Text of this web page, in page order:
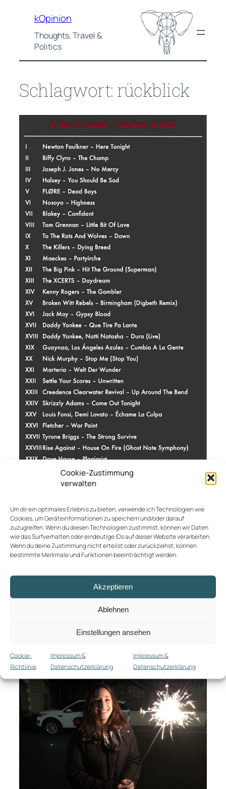
Cookie-Zustimmung
verwalten
Um dir ein optimales Erlebnis zu bieten, verwende ich Technologien wie
Cookies, um Geräteinformationen zu speichern und/oder darauf
zuzugreifen. Wenn du diesen Technologien zustimmst, können wir Daten
wie das Surfverhalten oder eindeutige IDs auf dieser Website verarbeiten.
Wenn du deine Zustimmung nicht erteilst oder zurückziehst, können
bestimmte Merkmale und Funktionen beeinträchtigt werden.
Akzeptieren
Ablehnen
Einstellungen ansehen
Cookie-
Richtlinie
Impressum &
Datenschutzerklärung
Impressum &
Datenschutzerklärung
springen
kOpinion
Thoughts, Travel &
Politics
Schlagwort: rückblick
So fühlt sich das an. Auf dem Weg von einem Punkt
zum anderen. Nicht ganz da, aber auch schon lange
unterwegs. Anders lässt sich das abgelaufene Jahr
2021 nicht beschreiben. Aber immerhin doch auch
Veränderungen eingeleitet. Verrückt, dass es schon
das zweite Jahr dieser Pandemie ist. Verrückt auch,